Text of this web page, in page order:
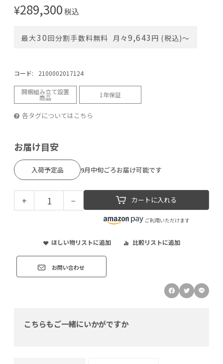
¥289,300税込
最大30回分割手数料無料 月々9,643 円 (税込)〜
コード: 2100002017124
開梱組み立て設置
商品 1年保証
各タグについてはこちら
お届け目安
入荷予定品 9月中旬ごろお届け可能です
+ − カートに入れる
ご利用いただけます
ほしい物リストに追加 比較リストに追加
お問い合わせ
こちらもご一緒にいかがですか